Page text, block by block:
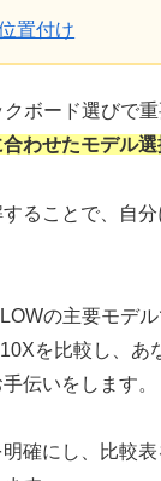
置付け
ボード選びで重
わせたモデル選
ることで、自
の主要モデ
を比較し、あ
伝いをします。
確にし、比較